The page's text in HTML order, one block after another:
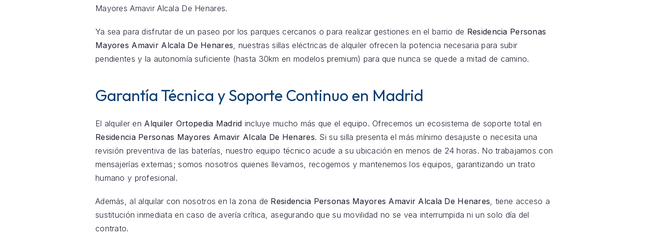
Mayores Amavir Alcala De Henares.
Ya sea para disfrutar de un paseo por los parques cercanos o para realizar gestiones en el barrio de Residencia Personas
Mayores Amavir Alcala De Henares , nuestras sillas eléctricas de alquiler ofrecen la potencia necesaria para subir
pendientes y la autonomía suficiente (hasta 30km en modelos premium) para que nunca se quede a mitad de camino.
Garantía Técnica y Soporte Continuo en Madrid
El alquiler en Alquiler Ortopedia Madrid incluye mucho más que el equipo. Ofrecemos un ecosistema de soporte total en
Residencia Personas Mayores Amavir Alcala De Henares. Si su silla presenta el más mínimo desajuste o necesita una
revisión preventiva de las baterías, nuestro equipo técnico acude a su ubicación en menos de 24 horas. No trabajamos con
mensajerías externas; somos nosotros quienes llevamos, recogemos y mantenemos los equipos, garantizando un trato
humano y profesional.
Además, al alquilar con nosotros en la zona de Residencia Personas Mayores Amavir Alcala De Henares, tiene acceso a
sustitución inmediata en caso de avería crítica, asegurando que su movilidad no se vea interrumpida ni un solo día del
contrato.